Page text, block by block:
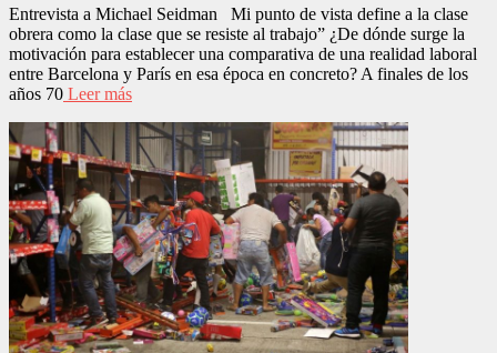
Entrevista a Michael Seidman Mi punto de vista define a la clase
obrera como la clase que se resiste al trabajo” ¿De dónde surge la
motivación para establecer una comparativa de una realidad laboral
entre Barcelona y París en esa época en concreto? A finales de los
años 70 Leer más